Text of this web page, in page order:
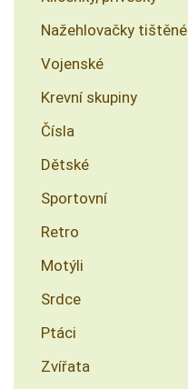
Nažehlovačky tištěné
Vojenské
Krevní skupiny
Čísla
Dětské
Sportovní
Retro
Motýli
Srdce
Ptáci
Zvířata